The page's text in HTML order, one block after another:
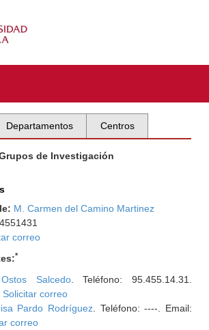
Departamentos Centros
de Investigación
M. Carmen del Camino Martinez
correo
*
Salcedo. Teléfono: 95.455.14.31.
Solicitar correo
Pardo Rodríguez. Teléfono: ----. Email:
correo